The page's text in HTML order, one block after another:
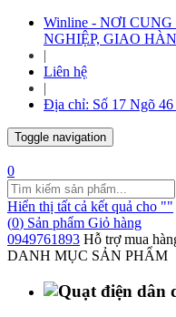
Winline - NƠI
NGHIỆP, GIAO
|
Liên hệ
|
Địa chỉ: Số 17 Ngõ
Toggle navigation
0
Hiển thị tất cả kết quả cho ""
(0) Sản phẩm Giỏ hàng
0949761893 Hỗ trợ mua
DANH MỤC SẢN PHẨM